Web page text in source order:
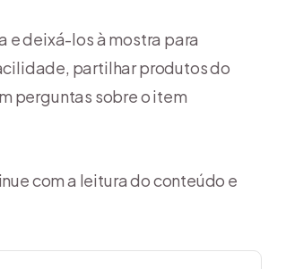
e deixá-los à mostra para
partilhar produtos do
perguntas sobre o item
com a leitura do conteúdo e